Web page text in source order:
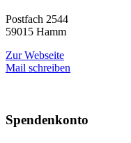
Postfach 2544
59015 Hamm
Zur Webseite
Mail schreiben
Spendenkonto